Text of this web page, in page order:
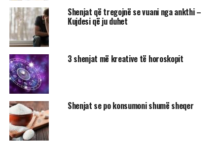
Shenjat që tregojnë se vuani nga ankthi –
Kujdesi që ju duhet
3 shenjat më kreative të horoskopit
Shenjat se po konsumoni shumë sheqer